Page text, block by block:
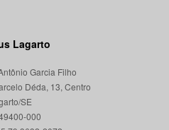
Lagarto
Garcia Filho
Déda, 13, Centro
SE
000